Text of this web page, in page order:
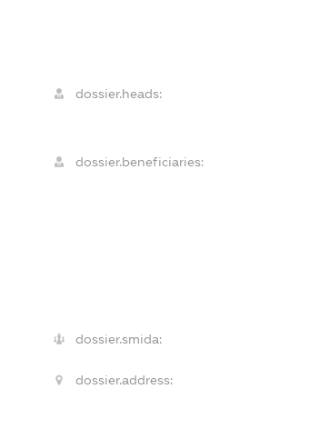
dossier.heads:
dossier.beneficiaries:
dossier.smida:
dossier.address: